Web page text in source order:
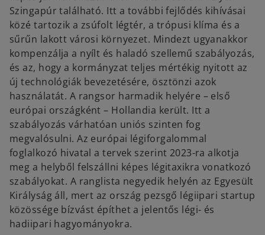
Szingapúr található. Itt a további fejlődés kihívásai
közé tartozik a zsúfolt légtér, a trópusi klíma és a
sűrűn lakott városi környezet. Mindezt ugyanakkor
kompenzálja a nyílt és haladó szellemű szabályozás,
és az, hogy a kormányzat teljes mértékig nyitott az
új technológiák bevezetésére, ösztönzi azok
használatát. A rangsor harmadik helyére – első
európai országként – Hollandia került. Itt a
szabályozás várhatóan uniós szinten fog
megvalósulni. Az európai légiforgalommal
foglalkozó hivatal a tervek szerint 2023-ra alkotja
meg a helyből felszállni képes légitaxikra vonatkozó
szabályokat. A ranglista negyedik helyén az Egyesült
Királyság áll, mert az ország pezsgő légiipari startup
közössége bízvást építhet a jelentős légi- és
hadiipari hagyományokra.